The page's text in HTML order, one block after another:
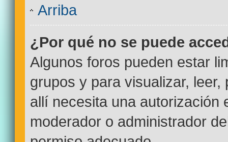
Arriba
¿Por qué no se puede
Algunos foros pueden estar
grupos y para visualizar,
allí necesita una autorización
moderador o administrador